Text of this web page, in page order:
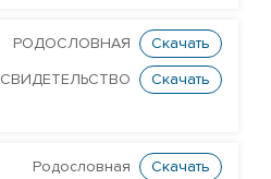
РОДОСЛОВНАЯ Скачать
СВИДЕТЕЛЬСТВО Скачать
Родословная Скачать